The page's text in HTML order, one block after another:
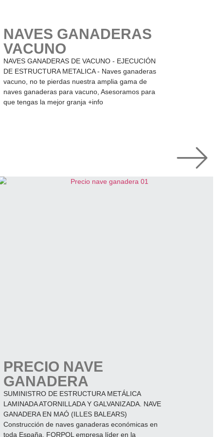
NAVES GANADERAS
VACUNO
NAVES GANADERAS DE VACUNO - EJECUCIÓN
DE ESTRUCTURA METALICA - Naves ganaderas
vacuno, no te pierdas nuestra amplia gama de
naves ganaderas para vacuno, Asesoramos para
que tengas la mejor granja +info
PRECIO NAVE
GANADERA
SUMINISTRO DE ESTRUCTURA METÁLICA
LAMINADA ATORNILLADA Y GALVANIZADA. NAVE
GANADERA EN MAÓ (ILLES BALEARS)
Construcción de naves ganaderas económicas en
toda España. FORPOL empresa líder en la